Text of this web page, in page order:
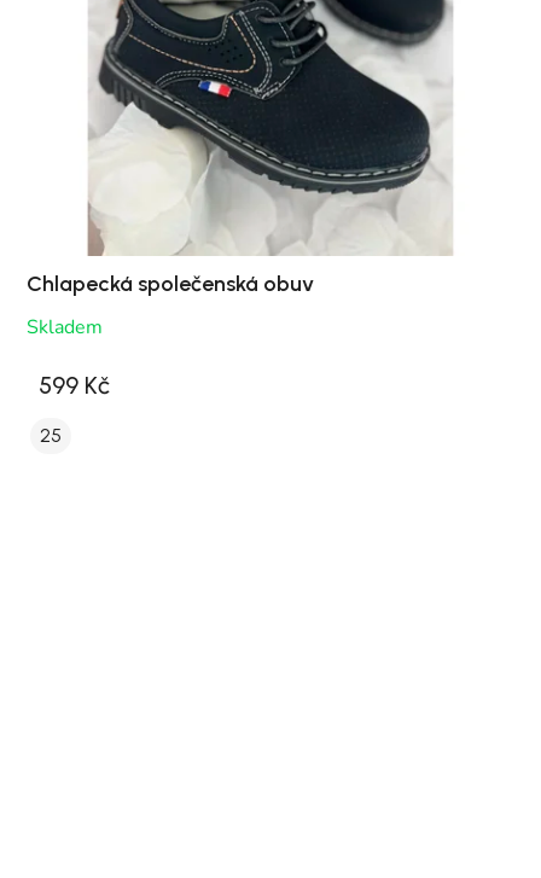
Chlapecká společenská obuv
Skladem
599 Kč
25